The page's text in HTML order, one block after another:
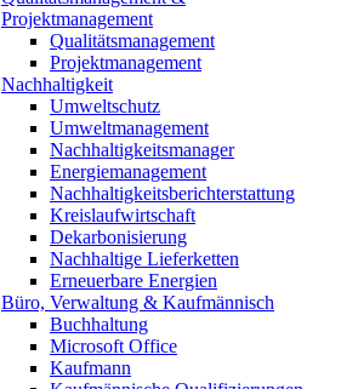
Projektmanagement
Qualitätsmanagement
Projektmanagement
Nachhaltigkeit
Umweltschutz
Umweltmanagement
Nachhaltigkeitsmanager
Energiemanagement
Nachhaltigkeitsberichterstattung
Kreislaufwirtschaft
Dekarbonisierung
Nachhaltige Lieferketten
Erneuerbare Energien
Büro, Verwaltung & Kaufmännisch
Buchhaltung
Microsoft Office
Kaufmann